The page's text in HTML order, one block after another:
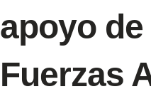
apoyo de
Fuerzas